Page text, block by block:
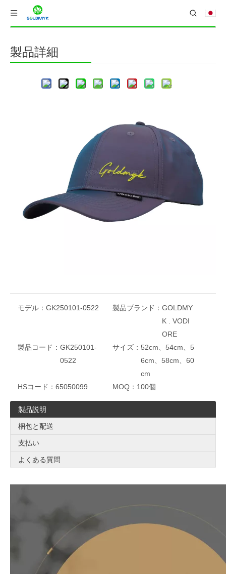
製品
製品詳細
タム刺繍シルク印刷6パネルキャップメタルバック
1つのサイズはほとんどの人に合うことができます。
ポリエステルツイルファブリック、優れたスタイルと良質のプロ
モーションキャップ。苦しんでいる洗浄、6つのパネルが印刷で
フックアンドループファスナークロージャーは、柔軟なフィット
感を提供し、野球の帽子のサイズを希望どおりに調整するのに非
常に便利です。
カスタマイズされたロゴサービス。
モデル： GK250101-0522 製品ブランド：GOLDMY
K . VODI
ORE
製品コード： GK250101-
0522
サイズ：52cm、54cm、5
6cm、58cm、60
cm
HSコード： 65050099 MOQ： 100個
製品説明
梱包と配送
支払い
よくある質問